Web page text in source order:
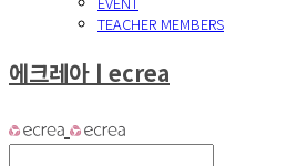
TEACHER MEMBERS
에크레아ㅣecrea